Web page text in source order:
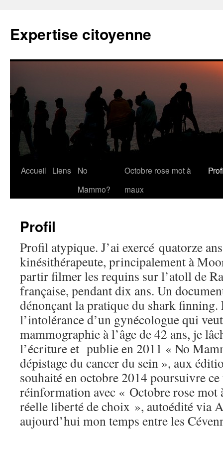
Expertise citoyenne
Accueil Liens
No
Mammo?
Octobre rose mot à
maux
Profil
Profil atypique. J’ai exercé quatorze
kinésithérapeute, principalement à
partir filmer les requins sur l’atoll de
française, pendant dix ans. Un
dénonçant la pratique du shark
l’intolérance d’un gynécologue qui
mammographie à l’âge de 42 ans, je
l’écriture et publie en 2011 « No
dépistage du cancer du sein », aux
souhaité en octobre 2014 poursuivre
réinformation avec « Octobre rose mot
réelle liberté de choix », autoédité via
aujourd’hui mon temps entre les